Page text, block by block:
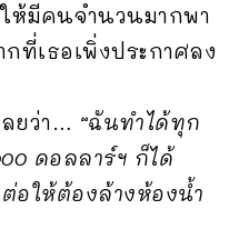
ห้มีคนจำนวนมากพา
ที่เธอเพิ่งประกาศลง
ยว่า… “ฉันทำได้ทุก
ดอลลาร์ฯ ก็ได้
อให้ต้องล้างห้องน้ำ